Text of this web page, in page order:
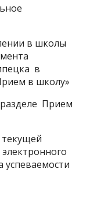
в школы
в
в школу»
Прием
успеваемости